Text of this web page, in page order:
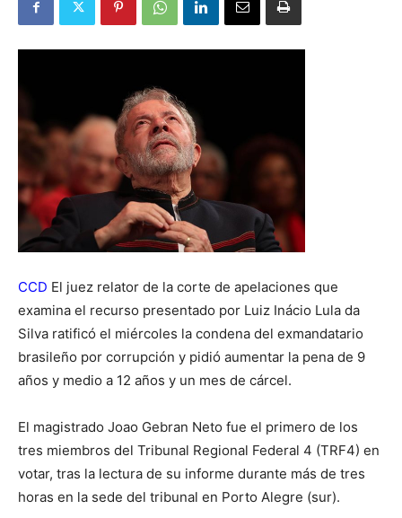
CCD El juez relator de la corte de apelaciones que
examina el recurso presentado por Luiz Inácio Lula da
Silva ratificó el miércoles la condena del exmandatario
brasileño por corrupción y pidió aumentar la pena de 9
años y medio a 12 años y un mes de cárcel.
El magistrado Joao Gebran Neto fue el primero de los
tres miembros del Tribunal Regional Federal 4 (TRF4) en
votar, tras la lectura de su informe durante más de tres
horas en la sede del tribunal en Porto Alegre (sur).